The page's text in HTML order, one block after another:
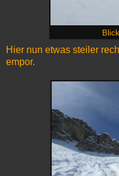
Hier nun etwas steiler
empor.